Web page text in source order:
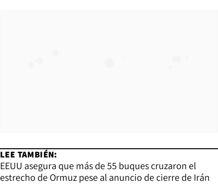
LEE TAMBIÉN:
EEUU asegura que más de 55 buques cruzaron el
estrecho de Ormuz pese al anuncio de cierre de Irán